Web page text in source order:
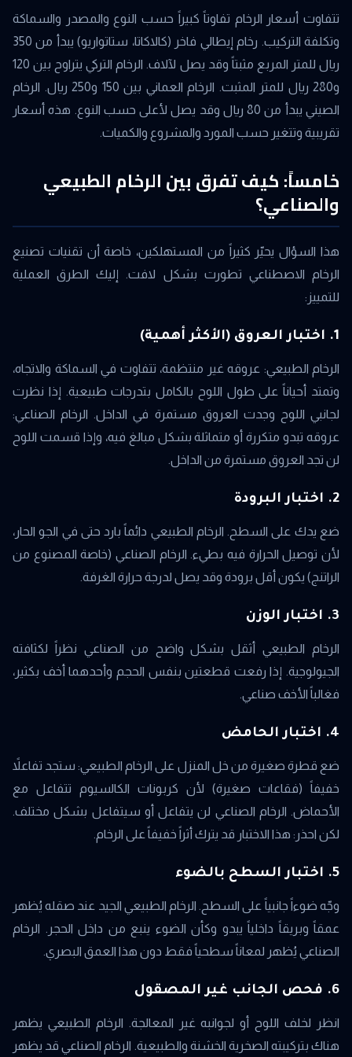
تتفاوت أسعار الرخام تفاوتاً كبيراً حسب النوع والمصدر والسماكة
وتكلفة التركيب. رخام إيطالي فاخر (كالاكاتا، ستاتواريو) يبدأ من 350
ريال للمتر المربع مثبتاً وقد يصل لآلاف. الرخام التركي يتراوح بين 120
و280 ريال للمتر المثبت. الرخام العماني بين 150 و250 ريال. الرخام
الصيني يبدأ من 80 ريال وقد يصل لأعلى حسب النوع. هذه أسعار
تقريبية وتتغير حسب المورد والمشروع والكميات.
خامساً: كيف تفرق بين الرخام الطبيعي
والصناعي؟
هذا السؤال يحيّر كثيراً من المستهلكين، خاصة أن تقنيات تصنيع
الرخام الاصطناعي تطورت بشكل لافت. إليك الطرق العملية
للتمييز:
1. اختبار العروق (الأكثر أهمية)
الرخام الطبيعي: عروقه غير منتظمة، تتفاوت في السماكة والاتجاه،
وتمتد أحياناً على طول اللوح بالكامل بتدرجات طبيعية. إذا نظرت
لجانبي اللوح وجدت العروق مستمرة في الداخل. الرخام الصناعي:
عروقه تبدو متكررة أو متماثلة بشكل مبالغ فيه، وإذا قسمت اللوح
لن تجد العروق مستمرة من الداخل.
2. اختبار البرودة
ضع يدك على السطح. الرخام الطبيعي دائماً بارد حتى في الجو الحار،
لأن توصيل الحرارة فيه بطيء. الرخام الصناعي (خاصة المصنوع من
الراتنج) يكون أقل برودة وقد يصل لدرجة حرارة الغرفة.
3. اختبار الوزن
الرخام الطبيعي أثقل بشكل واضح من الصناعي نظراً لكثافته
الجيولوجية. إذا رفعت قطعتين بنفس الحجم وأحدهما أخف بكثير،
فغالباً الأخف صناعي.
4. اختبار الحامض
ضع قطرة صغيرة من خل المنزل على الرخام الطبيعي: ستجد تفاعلاً
خفيفاً (فقاعات صغيرة) لأن كربونات الكالسيوم تتفاعل مع
الأحماض. الرخام الصناعي لن يتفاعل أو سيتفاعل بشكل مختلف.
لكن احذر: هذا الاختبار قد يترك أثراً خفيفاً على الرخام.
5. اختبار السطح بالضوء
وجّه ضوءاً جانبياً على السطح. الرخام الطبيعي الجيد عند صقله يُظهر
عمقاً وبريقاً داخلياً يبدو وكأن الضوء ينبع من داخل الحجر. الرخام
الصناعي يُظهر لمعاناً سطحياً فقط دون هذا العمق البصري.
6. فحص الجانب غير المصقول
انظر لخلف اللوح أو لجوانبه غير المعالجة. الرخام الطبيعي يظهر
هناك بتركيبته الصخرية الخشنة والطبيعية. الرخام الصناعي قد يظهر